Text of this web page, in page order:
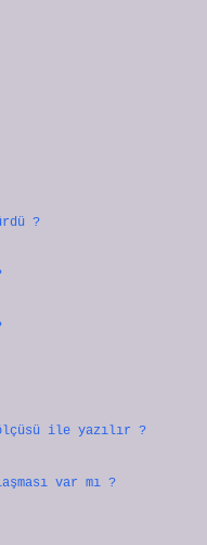
?
ile yazılır ?
var mı ?